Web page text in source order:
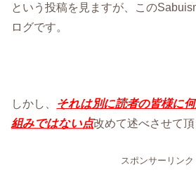
という投稿を見ますが、この
ログです。
しかし、 それは別に読者の皆様に
組みではない点改めて述べさせて頂
スポンサーリンク